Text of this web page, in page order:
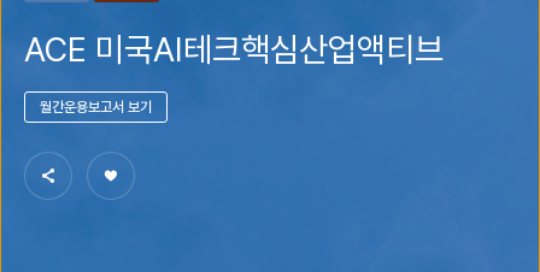
이
지
로
이
동
ACE 미국AI테크핵심산업액티브
월간운용보고서 보기